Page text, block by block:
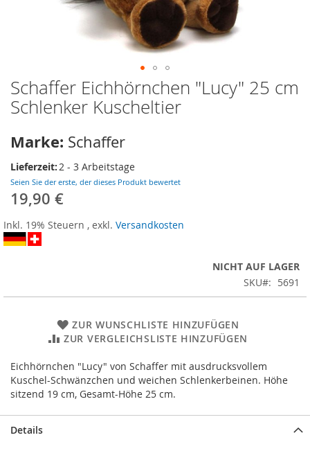
Zum
Anfang
der
springen
Schaffer Eichhörnchen "Lucy" 25 cm
Schlenker Kuscheltier
Marke: Schaffer
Lieferzeit:2 - 3 Arbeitstage
Seien Sie der erste, der dieses Produkt bewertet
19,90 €
Inkl. 19% Steuern , exkl. Versandkosten
NICHT AUF LAGER
SKU
5691
ZUR WUNSCHLISTE HINZUFÜGEN
ZUR VERGLEICHSLISTE HINZUFÜGEN
Eichhörnchen "Lucy" von Schaffer mit ausdrucksvollem
Kuschel-Schwänzchen und weichen Schlenkerbeinen. Höhe
sitzend 19 cm, Gesamt-Höhe 25 cm.
Details